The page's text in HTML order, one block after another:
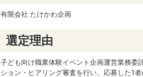
有限会社 たけかわ企画
選定理由
子ども向け職業体験イベント企画運営業務委
ション・ヒアリング審査を行い、応募した1